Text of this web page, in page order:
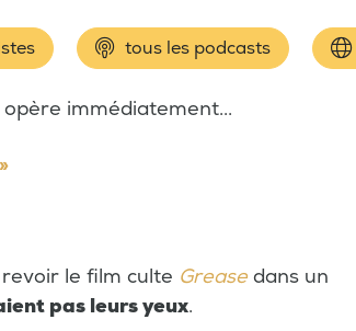
tous les podcasts
immédiatement...
le film culte Greasedans un
pas leurs yeux.